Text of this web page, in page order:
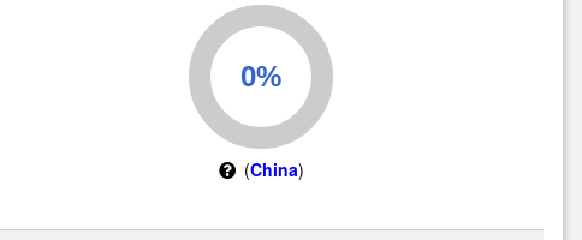
(China)